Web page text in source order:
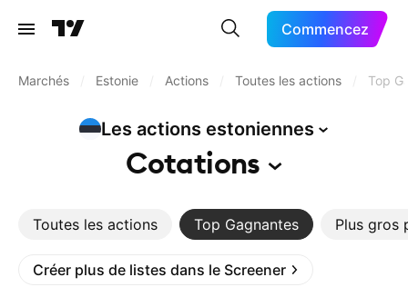
Commencez
Marchés Estonie Actions Toutes les actions Top
Les actions estoniennes
Cotations
Toutes les actions Top Gagnantes Plus gros
Créer plus de listes dans le Screener